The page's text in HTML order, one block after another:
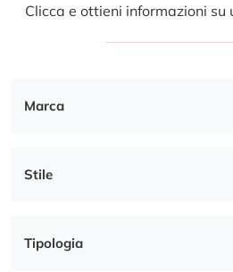
Marca
Stile
Tipologia